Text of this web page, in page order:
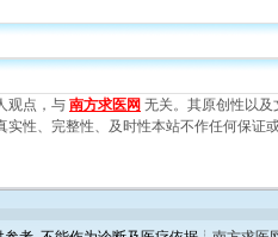
观点，与 南方求医网 无关。其原创性以
性、完整性、及时性本站不作任何保证